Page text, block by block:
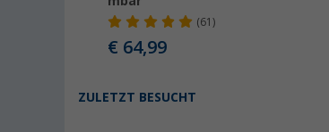
(61)
€ 64,99
ZULETZT BESUCHT